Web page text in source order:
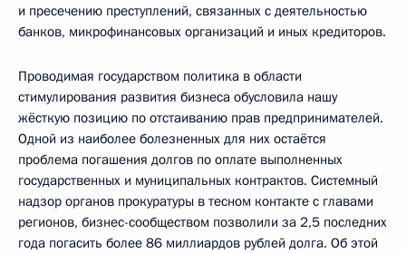
и пресечению преступлений, связанных с деятельностью
банков, микрофинансовых организаций и иных кредиторов.
Проводимая государством политика в области
стимулирования развития бизнеса обусловила нашу
жёсткую позицию по отстаиванию прав предпринимателей.
Одной из наиболее болезненных для них остаётся
проблема погашения долгов по оплате выполненных
государственных и муниципальных контрактов. Системный
надзор органов прокуратуры в тесном контакте с главами
регионов, бизнес-сообществом позволили за 2,5 последних
года погасить более 86 миллиардов рублей долга. Об этой